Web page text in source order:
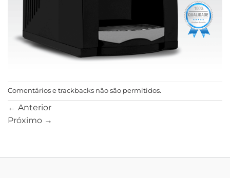
Comentários e trackbacks não são permitidos.
← Anterior
Próximo →